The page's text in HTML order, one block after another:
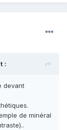
:
devant
de minéral